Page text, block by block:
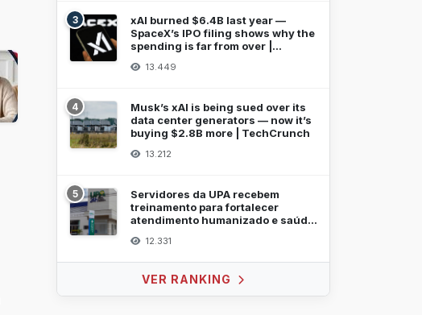
3
xAI burned $6.4B last year —
SpaceX’s IPO filing shows why the
spending is far from over |
13.449
4
Musk’s xAI is being sued over its
data center generators — now it’s
buying $2.8B more | TechCrunch
13.212
5
Servidores da UPA recebem
treinamento para fortalecer
atendimento humanizado e saúde
12.331
VER RANKING